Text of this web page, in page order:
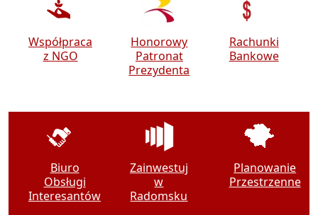
Współpraca
z NGO
Rachunki
Bankowe
Honorowy
Patronat
Prezydenta
Biuro
Obsługi
Interesantów
Zainwestuj
w
Radomsku
Planowanie
Przestrzenne